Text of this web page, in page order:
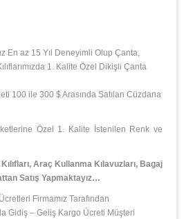
En az 15 Yıl Deneyimli Olup Çanta,
1. Kalite Özel Dikişli Çanta
100 ile 300 $ Arasında Satılan Cüzdana
Özel 1. Kalite İstenilen Renk ve
Araç Kullanma Kılavuzları, Bagaj
Satış Yapmaktayız…
Firmamız Tarafından
Gidiş – Geliş Kargo Ücreti Müşteri